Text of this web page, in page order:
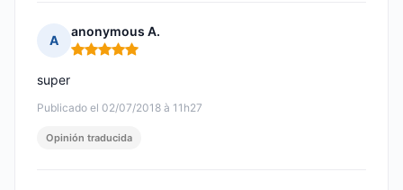
A
anonymous A.
Nota: 5 de 5
Publicado el 02/07/2018 à 11h27
super
Opinión traducida